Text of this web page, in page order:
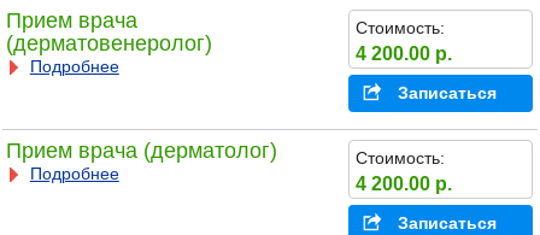
Прием врача
(дерматовенеролог)
Подробнее
Стоимость:
4 200.00 р.
Записаться
Прием врача (дерматолог)
Подробнее
Стоимость:
4 200.00 р.
Записаться